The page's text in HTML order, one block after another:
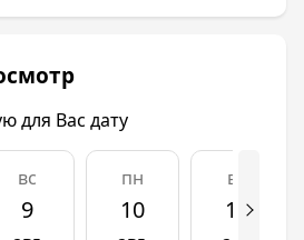
рассчитывается, исходя
Минимальная – 3 600 000
– 14 300 000 рублей.
с жилым
находящимся в
в самом
для Вас дату
вс
9
пн
10
вт
11